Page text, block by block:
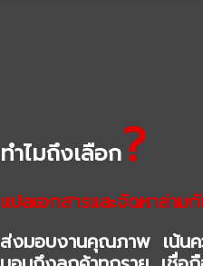
ทำไมถึงเลือก?
แปลเอกสารและจัดหาล่ามกั
ส่งมอบงานคุณภาพ เน้นค